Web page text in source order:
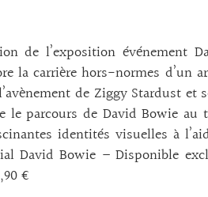
de l’exposition événement
la carrière hors-normes d’un
de Ziggy Stardust
le parcours de David Bowie
identités visuelles à
David Bowie – Disponible
€